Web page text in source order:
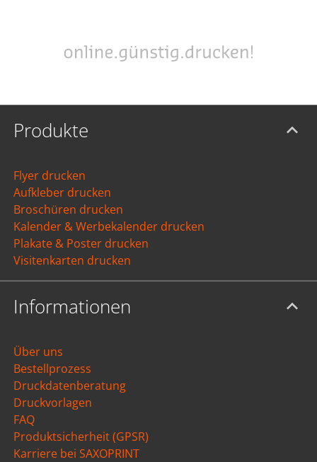
Produkte
Flyer drucken
Aufkleber drucken
Broschüren drucken
Kalender & Werbekalender drucken
Plakate & Poster drucken
Visitenkarten drucken
Informationen
Über uns
Bestellprozess
Druckdatenberatung
Druckvorlagen
FAQ
Produktsicherheit (GPSR)
Karriere bei SAXOPRINT